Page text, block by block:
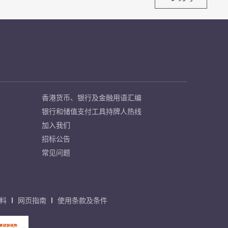
香港货币、银行及金融用语汇编
银行和储值支付工具持牌人热线
加入我们
招标公告
常见问题
网页指南 使用条款及条件